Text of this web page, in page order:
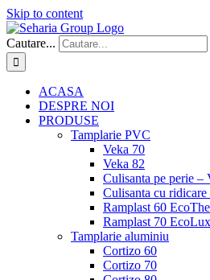
Skip to content
Cautare...
ACASA
DESPRE NOI
PRODUSE
Tamplarie PVC
Veka 70
Veka 82
Culisanta pe perie –
Culisanta cu
Ramplast 60
Ramplast 70 EcoLux
Tamplarie aluminiu
Cortizo 60
Cortizo 70